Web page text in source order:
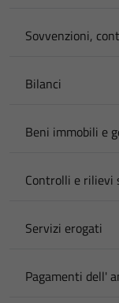
Sovvenzioni,
Bilanci
Beni immobili e
Controlli e rilievi
Servizi erogati
Pagamenti dell'